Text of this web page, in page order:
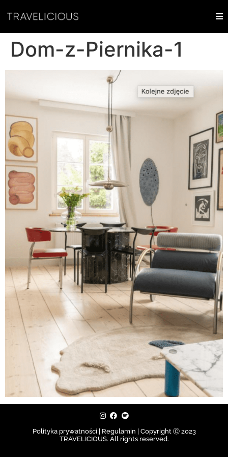
Dom-z-Piernika-1
Polityka prywatności | Regulamin |
Copyright Ⓒ 2023
TRAVELICIOUS. All rights reserved.